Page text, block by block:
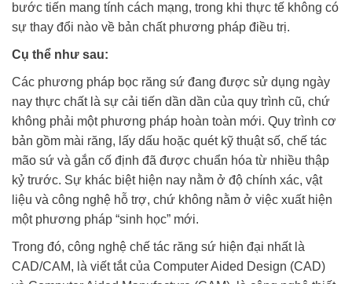
bước tiến mang tính cách mạng, trong khi thực tế không có
sự thay đổi nào về bản chất phương pháp điều trị.
Cụ thể như sau:
Các phương pháp bọc răng sứ đang được sử dụng ngày
nay thực chất là sự cải tiến dần dần của quy trình cũ, chứ
không phải một phương pháp hoàn toàn mới. Quy trình cơ
bản gồm mài răng, lấy dấu hoặc quét kỹ thuật số, chế tác
mão sứ và gắn cố định đã được chuẩn hóa từ nhiều thập
kỷ trước. Sự khác biệt hiện nay nằm ở độ chính xác, vật
liệu và công nghệ hỗ trợ, chứ không nằm ở việc xuất hiện
một phương pháp “sinh học” mới.
Trong đó, công nghệ chế tác răng sứ hiện đại nhất là
CAD/CAM, là viết tắt của Computer Aided Design (CAD)